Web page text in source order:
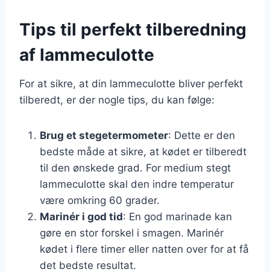
Tips til perfekt tilberedning
af lammeculotte
For at sikre, at din lammeculotte bliver perfekt
tilberedt, er der nogle tips, du kan følge:
Brug et stegetermometer: Dette er den
bedste måde at sikre, at kødet er tilberedt
til den ønskede grad. For medium stegt
lammeculotte skal den indre temperatur
være omkring 60 grader.
Marinér i god tid: En god marinade kan
gøre en stor forskel i smagen. Marinér
kødet i flere timer eller natten over for at få
det bedste resultat.